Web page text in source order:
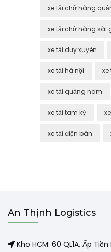
xe tải chở hàng
xe tải chở hàng sài
xe tải duy xuyên
xe tải hà nội xe
xe tải quảng nam
xe tải tam kỳ
xe tải điện bàn
An Thịnh Logistics
Kho HCM: 60 QL1A, Ấp